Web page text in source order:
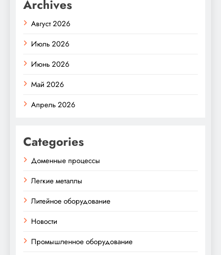
Archives
Август 2026
Июль 2026
Июнь 2026
Май 2026
Апрель 2026
Categories
Доменные процессы
Легкие металлы
Литейное оборудование
Новости
Промышленное оборудование